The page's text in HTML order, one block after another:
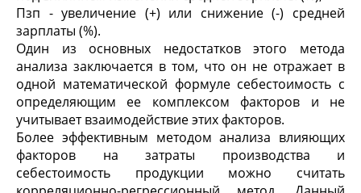
Пзп - увеличение (+) или снижение (-) средней
зарплаты (%).
Один из основных недостатков этого метода
анализа заключается в том, что он не отражает в
одной математической формуле себестоимость с
определяющим ее комплексом факторов и не
учитывает взаимодействие этих факторов.
Более эффективным методом анализа влияющих
факторов на затраты производства и
себестоимость продукции можно считать